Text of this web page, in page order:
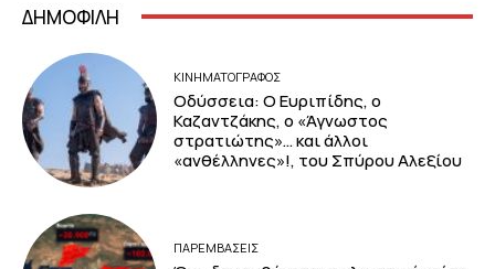
ΔΗΜΟΦΙΛΗ
ΚΙΝΗΜΑΤΟΓΡΆΦΟΣ
Οδύσσεια: Ο Ευριπίδης, ο
Καζαντζάκης, ο «Άγνωστος
στρατιώτης»… και άλλοι
«ανθέλληνες»!, του Σπύρου Αλεξίου
ΠΑΡΕΜΒΑΣΕΙΣ